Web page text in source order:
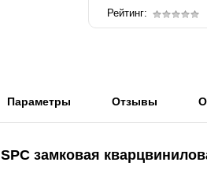
Рейтинг:
Параметры Отзывы
SPC замковая